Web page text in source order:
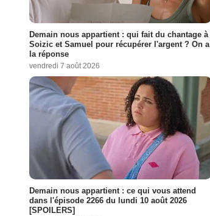
Demain nous appartient : qui fait du chantage à
Soizic et Samuel pour récupérer l'argent ? On a
la réponse
vendredi 7 août 2026
Demain nous appartient : ce qui vous attend
dans l'épisode 2266 du lundi 10 août 2026
[SPOILERS]